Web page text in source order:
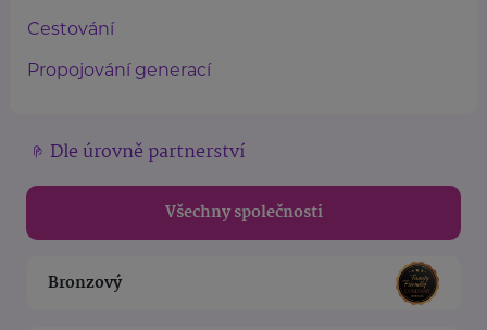
Cestování
Propojování generací
Dle úrovně partnerství
Všechny společnosti
Bronzový